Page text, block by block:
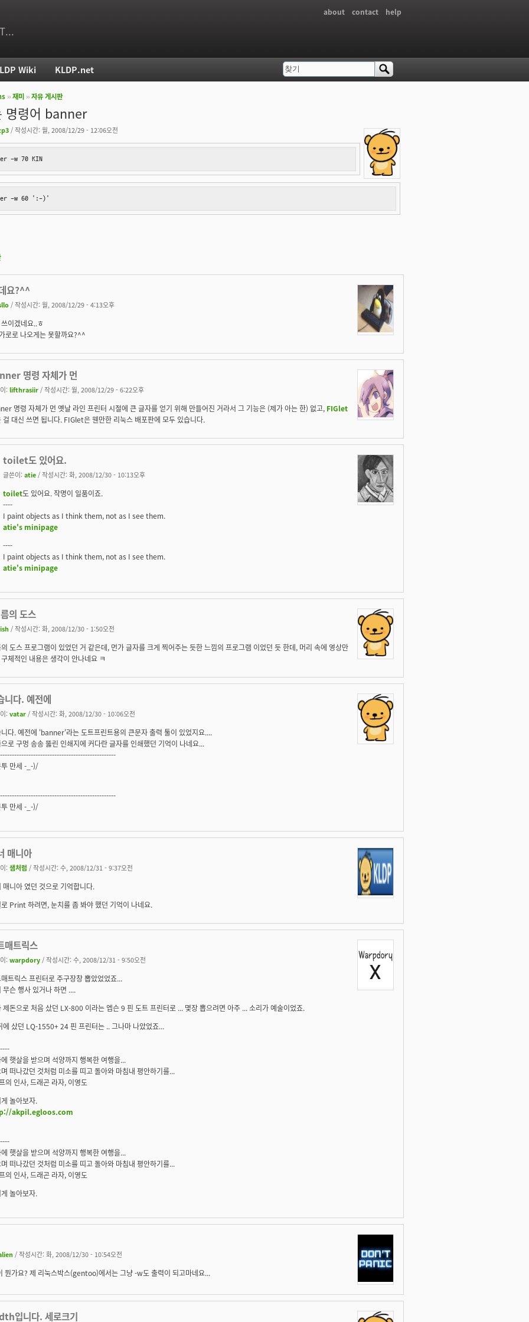
about contact help
››재미 ››자유 게시판
명령어 banner
/ 작성시간: 월, 2008/12/29 - 12:06오전
-w 70 KIN
-w 60 ':-)'
요?^^
/ 작성시간: 월, 2008/12/29 - 4:13오후
이겠네요..ㅎ
로로 나오게는 못할까요?^^
명령 자체가 먼
: lifthrasiir / 작성시간: 월, 2008/12/29 - 6:22오후
명령 자체가 먼 옛날 라인 프린터 시절에 큰 글자를 얻기 위해 만들어진 거라서 그 기능은 (제가 아는 한) 없고, FIGlet
걸 대신 쓰면 됩니다. FIGlet은 웬만한 리눅스 배포판에 모두 있습니다.
toilet도 있어요.
글쓴이: atie / 작성시간: 화, 2008/12/30 - 10:13오후
toilet도 있어요. 작명이 일품이죠.
----
I paint objects as I think them, not as I see them.
atie's minipage
----
I paint objects as I think them, not as I see them.
atie's minipage
의 도스
/ 작성시간: 화, 2008/12/30 - 1:50오전
도스 프로그램이 있었던 거 같은데, 먼가 글자를 크게 찍어주는 듯한 느낌의 프로그램 이었던 듯 한데, 머리 속에 영상만
체적인 내용은 생각이 안나네요 ㅋ
니다. 예전에
: vatar / 작성시간: 화, 2008/12/30 - 10:06오전
니다. 예전에 'banner'라는 도트프린트용의 큰문자 출력 툴이 있었지요....
로 구멍 송송 뚫린 인쇄지에 커다란 글자를 인쇄했던 기억이 나네요...
투 만세 -_-)/
투 만세 -_-)/
매니아
: 샘처럼 / 작성시간: 수, 2008/12/31 - 9:37오전
매니아 였던 것으로 기억합니다.
Print 하려면, 눈치를 좀 봐야 했던 기억이 나네요.
매트릭스
: warpdory / 작성시간: 수, 2008/12/31 - 9:50오전
트릭스 프린터로 주구장창 뽑았었었죠...
무슨 행사 있거나 하면 ....
제돈으로 처음 샀던 LX-800 이라는 엡슨 9 핀 도트 프린터로 ... 몇장 뽑으려면 아주 ... 소리가 예술이었죠.
에 샀던 LQ-1550+ 24 핀 프린터는 .. 그나마 나았었죠...
햇살을 받으며 석양까지 행복한 여행을...
떠나갔던 것처럼 미소를 띠고 돌아와 마침내 평안하기를...
의 인사, 드래곤 라자, 이영도
놀아보자.
akpil.egloos.com
햇살을 받으며 석양까지 행복한 여행을...
떠나갔던 것처럼 미소를 띠고 돌아와 마침내 평안하기를...
의 인사, 드래곤 라자, 이영도
놀아보자.
/ 작성시간: 화, 2008/12/30 - 10:54오전
뭔가요? 제 리눅스박스(gentoo)에서는 그냥 -w도 출력이 되고마네요...
입니다. 세로크기
Wiki KLDP.net 검색 폼
찾기